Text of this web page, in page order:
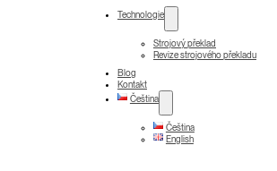
Technologie
Strojový překlad
Revize strojového překladu
Blog
Kontakt
Čeština
Čeština
English